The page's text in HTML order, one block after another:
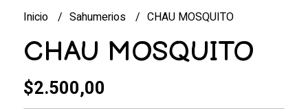
Inicio Sahumerios CHAU MOSQUITO
CHAU MOSQUITO
$2.500,00